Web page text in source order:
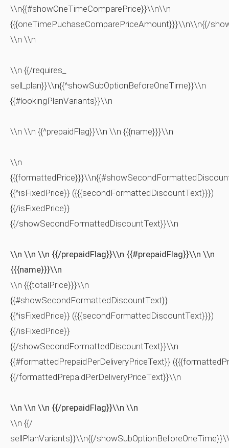
\\n{{#showOneTimeComparePrice}}\\n\\n
{{{oneTimePuchaseComparePriceAmount}}}\\n\\n{{/
\\n \\n
\\n {{/requires_
sell_plan}}\\n{{^showSubOptionBeforeOneTime}}\\n
{{#lookingPlanVariants}}\\n
\\n \\n {{^prepaidFlag}}\\n \\n {{{name}}}\\n
\\n
{{^isFixedPrice}} ({{{secondFormattedDiscountText}}})
{{/isFixedPrice}}
{{/showSecondFormattedDiscountText}}\\n
\\n \\n \\n {{/prepaidFlag}}\\n {{#prepaidFlag}}\\n \\n
{{{name}}}\\n
\\n {{{totalPrice}}}\\n
{{#showSecondFormattedDiscountText}}
{{^isFixedPrice}} ({{{secondFormattedDiscountText}}})
{{/isFixedPrice}}
{{/showSecondFormattedDiscountText}}\\n
{{#formattedPrepaidPerDeliveryPriceText}}
{{/formattedPrepaidPerDeliveryPriceText}}\\n
\\n \\n \\n {{/prepaidFlag}}\\n \\n
\\n {{/
sellPlanVariants}}\\n{{/